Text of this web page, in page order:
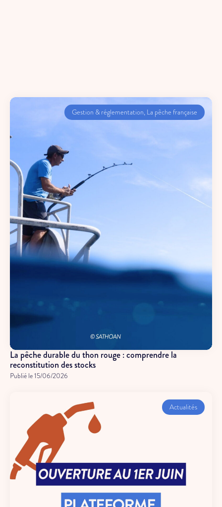
Gestion & réglementation, La pêche française
La pêche durable du thon rouge : comprendre la
reconstitution des stocks
Publié le15/06/2026
Actualités